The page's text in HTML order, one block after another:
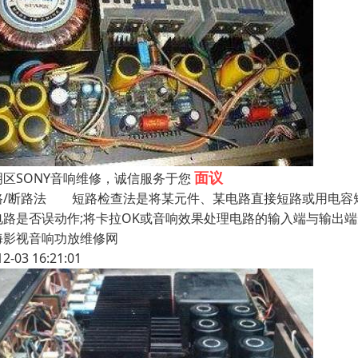
SONY音响维修，诚信服务于您 面议
/断路法 短路检查法是将某元件、某电路直接短路或用电容
是否误动作;将卡拉OK或音响效果处理电路的输入端与输出
视音响功放维修网
03 16:21:01